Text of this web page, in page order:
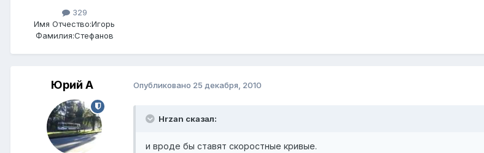
329
Имя Отчество:Игорь
Фамилия:Стефанов
Юрий А Опубликовано 25 декабря, 2010
Hrzan сказал:
и вроде бы ставят скоростные кривые.